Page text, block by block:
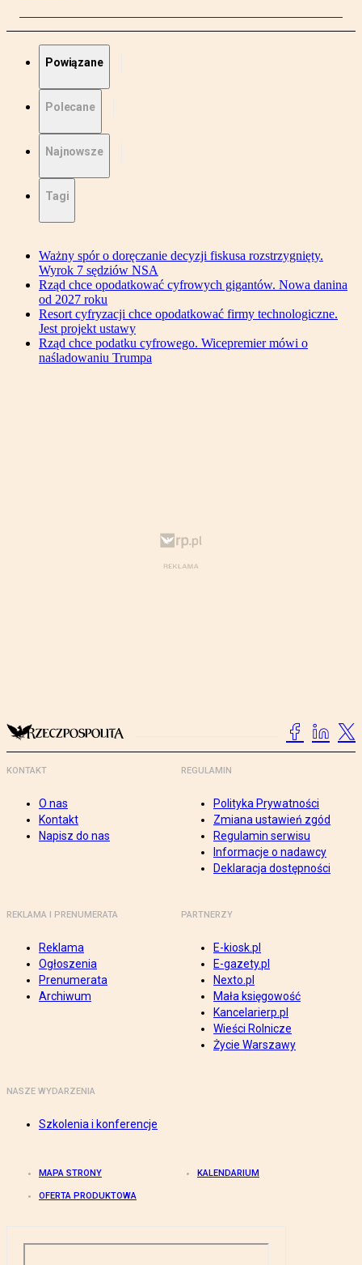
Powiązane
Polecane
Najnowsze
Tagi
Ważny spór o doręczanie decyzji fiskusa rozstrzygnięty.
Wyrok 7 sędziów NSA
Rząd chce opodatkować cyfrowych gigantów. Nowa danina
od 2027 roku
Resort cyfryzacji chce opodatkować firmy technologiczne.
Jest projekt ustawy
Rząd chce podatku cyfrowego. Wicepremier mówi o
naśladowaniu Trumpa
KONTAKT
O nas
Kontakt
Napisz do nas
REGULAMIN
Polityka Prywatności
Zmiana ustawień zgód
Regulamin serwisu
Informacje o nadawcy
Deklaracja dostępności
REKLAMA I PRENUMERATA
Reklama
Ogłoszenia
Prenumerata
Archiwum
PARTNERZY
E-kiosk.pl
E-gazety.pl
Nexto.pl
Mała księgowość
Kancelarierp.pl
Wieści Rolnicze
Życie Warszawy
NASZE WYDARZENIA
Szkolenia i konferencje
MAPA STRONY KALENDARIUM
OFERTA PRODUKTOWA